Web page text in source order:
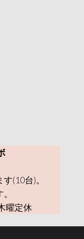
(10台)。
曜定休